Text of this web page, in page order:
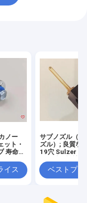
ノー
ット・
寿命が
イス
サブノズル（リ
ズル）; 良質な
19穴 Sulzer
ーツサプライヤ
ベストプラ